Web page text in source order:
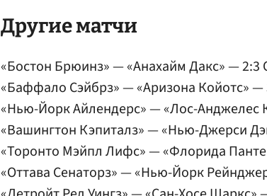
Другие матчи
«Бостон Брюинз» — «Анахайм Дакс» — 2:3
«Баффало Сэйбрз» — «Аризона Койотс» —
«Нью-Йорк Айлендерс» — «Лос-Анджелес
«Вашингтон Кэпиталз» — «Нью-Джерси
«Торонто Мэйпл Лифс» — «Флорида
«Оттава Сенаторз» — «Нью-Йорк